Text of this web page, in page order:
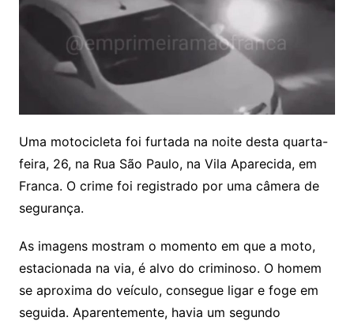
Uma motocicleta foi furtada na noite desta quarta-
feira, 26, na Rua São Paulo, na Vila Aparecida, em
Franca. O crime foi registrado por uma câmera de
segurança.
As imagens mostram o momento em que a moto,
estacionada na via, é alvo do criminoso. O homem
se aproxima do veículo, consegue ligar e foge em
seguida. Aparentemente, havia um segundo